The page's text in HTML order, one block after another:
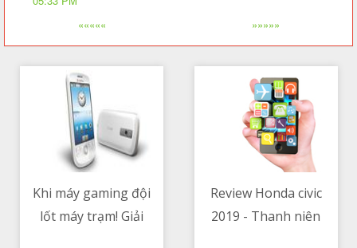
««««« »»»»»
Khi máy gaming đội
lốt máy trạm! Giải
Review Honda civic
2019 - Thanh niên